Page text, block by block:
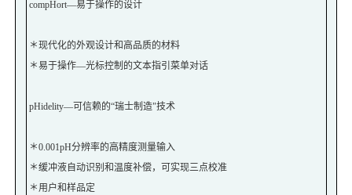
compHort—易于操作的设计
＊现代化的外观设计和高品质的材料
＊易于操作—光标控制的文本指引菜单对话
pHidelity—可信赖的“瑞士制造"技术
＊0.001pH分辨率的高精度测量输入
＊缓冲液自动识别和温度补偿，可实现三点校准
＊用户和样品定